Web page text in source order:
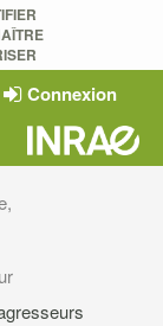
Connexion